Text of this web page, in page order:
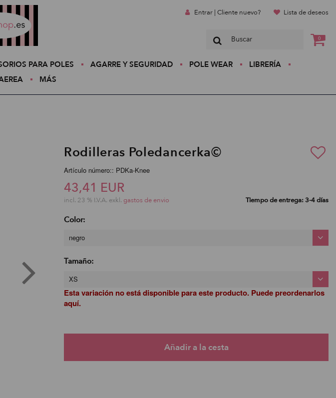
Entrar | Cliente nuevo? Lista de deseos
0
PARA POLES AGARRE Y SEGURIDAD POLE WEAR
LIBRERÍA
MÁS
Rodilleras Poledancerka©
Artículo número:: PDKa-Knee
43,41 EUR
incl. 23 % I.V.A. exkl. gastos de envio Tiempo de entrega: 3-4 días
Color:
negro
Tamaño:
XS
Esta variación no está disponible para este producto. Puede preordenarlos
aquí.